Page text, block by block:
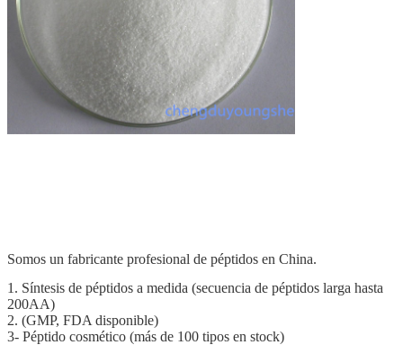
Somos un fabricante profesional de péptidos en China.
1. Síntesis de péptidos a medida (secuencia de péptidos larga hasta
200AA)
2. (GMP, FDA disponible)
3- Péptido cosmético (más de 100 tipos en stock)